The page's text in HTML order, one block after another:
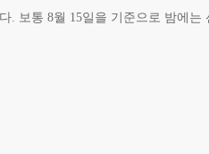
. 보통 8월 15일을 기준으로 밤에는